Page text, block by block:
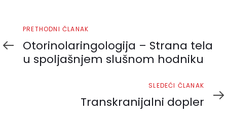
Prethodni
članak
PRETHODNI ČLANAK
Otorinolaringologija – Strana tela
u spoljašnjem slušnom hodniku
članak
SLEDEĆI ČLANAK
Transkranijalni dopler